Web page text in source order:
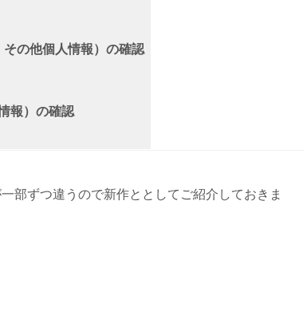
の他個人情報）の確認
報）の確認
部ずつ違うので新作ととしてご紹介しておきま